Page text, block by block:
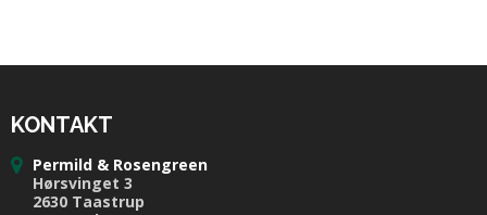
KONTAKT
Permild & Rosengreen
Hørsvinget 3
2630 Taastrup